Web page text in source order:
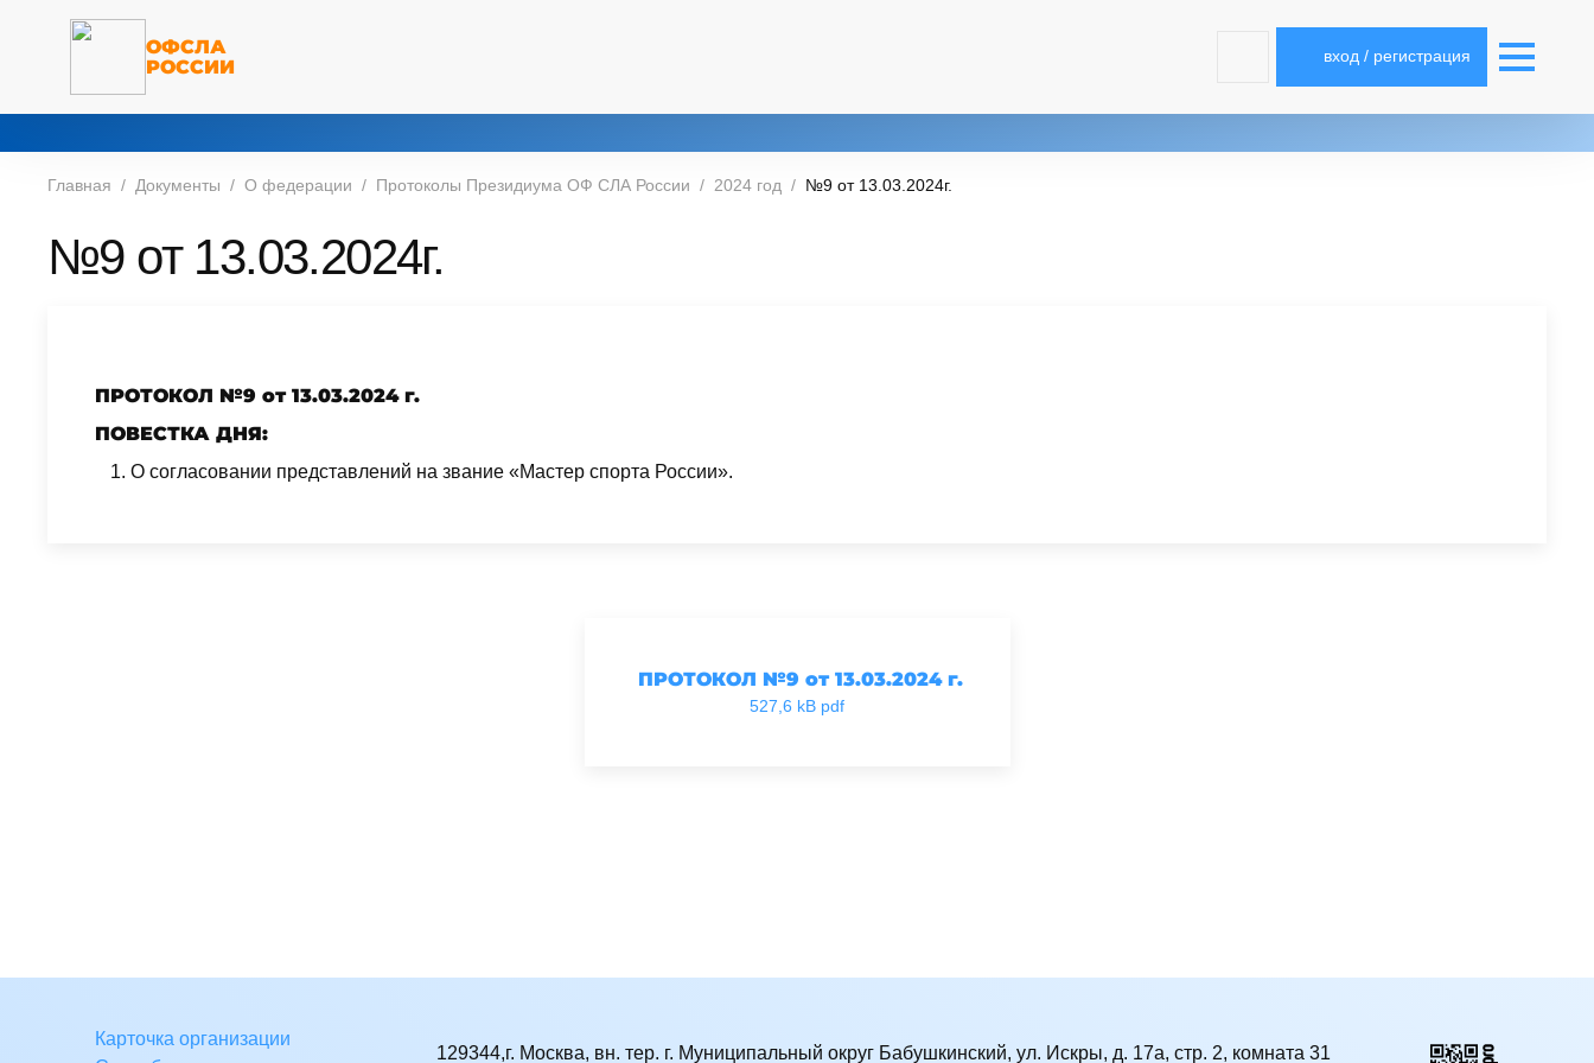
ОФСЛА
РОССИИ
вход / регистрация
Главная Документы О федерации Протоколы Президиума ОФ СЛА России 2024 год №9 от 13.03.2024г.
№9 от 13.03.2024г.
ПРОТОКОЛ №9 от 13.03.2024 г.
ПОВЕСТКА ДНЯ:
О согласовании представлений на звание «Мастер спорта России».
ПРОТОКОЛ №9 от 13.03.2024 г.
527,6 kB pdf
Карточка организации
129344,г. Москва, вн. тер. г. Муниципальный округ Бабушкинский, ул. Искры, д. 17а, стр. 2, комната 31